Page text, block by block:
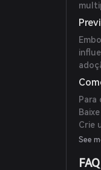
Para
Crie
See
FAQ